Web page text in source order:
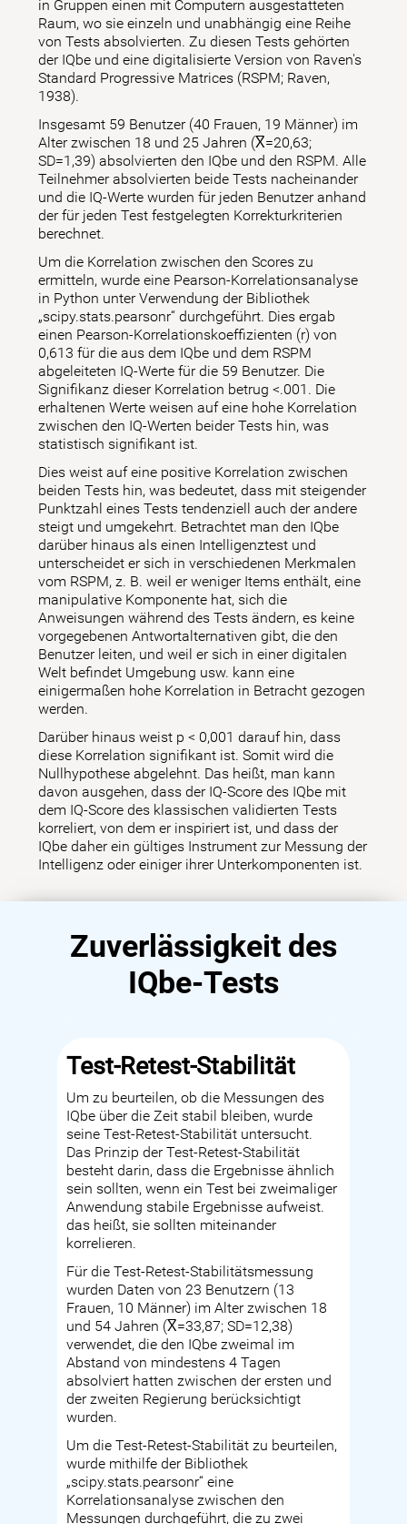
in Gruppen einen mit Computern ausgestatteten
Raum, wo sie einzeln und unabhängig eine Reihe
von Tests absolvierten. Zu diesen Tests gehörten
der IQbe und eine digitalisierte Version von Raven's
Standard Progressive Matrices (RSPM; Raven,
1938).
Insgesamt 59 Benutzer (40 Frauen, 19 Männer) im
Alter zwischen 18 und 25 Jahren (X̅=20,63;
SD=1,39) absolvierten den IQbe und den RSPM. Alle
Teilnehmer absolvierten beide Tests nacheinander
und die IQ-Werte wurden für jeden Benutzer anhand
der für jeden Test festgelegten Korrekturkriterien
berechnet.
Um die Korrelation zwischen den Scores zu
ermitteln, wurde eine Pearson-Korrelationsanalyse
in Python unter Verwendung der Bibliothek
„scipy.stats.pearsonr“ durchgeführt. Dies ergab
einen Pearson-Korrelationskoeffizienten (r) von
0,613 für die aus dem IQbe und dem RSPM
abgeleiteten IQ-Werte für die 59 Benutzer. Die
Signifikanz dieser Korrelation betrug <.001. Die
erhaltenen Werte weisen auf eine hohe Korrelation
zwischen den IQ-Werten beider Tests hin, was
statistisch signifikant ist.
Dies weist auf eine positive Korrelation zwischen
beiden Tests hin, was bedeutet, dass mit steigender
Punktzahl eines Tests tendenziell auch der andere
steigt und umgekehrt. Betrachtet man den IQbe
darüber hinaus als einen Intelligenztest und
unterscheidet er sich in verschiedenen Merkmalen
vom RSPM, z. B. weil er weniger Items enthält, eine
manipulative Komponente hat, sich die
Anweisungen während des Tests ändern, es keine
vorgegebenen Antwortalternativen gibt, die den
Benutzer leiten, und weil er sich in einer digitalen
Welt befindet Umgebung usw. kann eine
einigermaßen hohe Korrelation in Betracht gezogen
werden.
Darüber hinaus weist p < 0,001 darauf hin, dass
diese Korrelation signifikant ist. Somit wird die
Nullhypothese abgelehnt. Das heißt, man kann
davon ausgehen, dass der IQ-Score des IQbe mit
dem IQ-Score des klassischen validierten Tests
korreliert, von dem er inspiriert ist, und dass der
IQbe daher ein gültiges Instrument zur Messung der
Intelligenz oder einiger ihrer Unterkomponenten ist.
Zuverlässigkeit des
IQbe-Tests
Test-Retest-Stabilität
Um zu beurteilen, ob die Messungen des
IQbe über die Zeit stabil bleiben, wurde
seine Test-Retest-Stabilität untersucht.
Das Prinzip der Test-Retest-Stabilität
besteht darin, dass die Ergebnisse ähnlich
sein sollten, wenn ein Test bei zweimaliger
Anwendung stabile Ergebnisse aufweist.
das heißt, sie sollten miteinander
korrelieren.
Für die Test-Retest-Stabilitätsmessung
wurden Daten von 23 Benutzern (13
Frauen, 10 Männer) im Alter zwischen 18
und 54 Jahren (X̅=33,87; SD=12,38)
verwendet, die den IQbe zweimal im
Abstand von mindestens 4 Tagen
absolviert hatten zwischen der ersten und
der zweiten Regierung berücksichtigt
wurden.
Um die Test-Retest-Stabilität zu beurteilen,
wurde mithilfe der Bibliothek
„scipy.stats.pearsonr“ eine
Korrelationsanalyse zwischen den
Messungen durchgeführt, die zu zwei